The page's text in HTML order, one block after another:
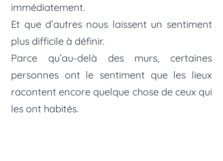
immédiatement.
Et que d’autres nous laissent un sentiment
plus difficile à définir.
Parce qu’au-delà des murs, certaines
personnes ont le sentiment que les lieux
racontent encore quelque chose de ceux qui
les ont habités.